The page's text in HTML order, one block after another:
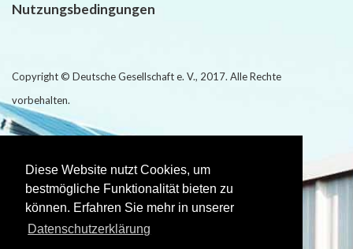
Diese Website nutzt Cookies, um
bestmögliche Funktionalität bieten zu
können. Erfahren Sie mehr in unserer
Datenschutzerklärung
Nutzungsbedingungen
Copyright © Deutsche Gesellschaft e. V., 2017. Alle Rechte
vorbehalten.